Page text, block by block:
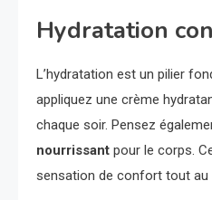
Hydratation
L’hydratation est un pilier
appliquez une crème
chaque soir. Pensez
nourrissant pour le corps.
sensation de confort tout au